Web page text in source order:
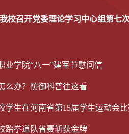
我校召开党委理论学习中心组第七
业学院“八一”建军节慰问信
么办？防御科普往这看
学生在河南省第15届学生运动会
跆拳道队省赛斩获金牌